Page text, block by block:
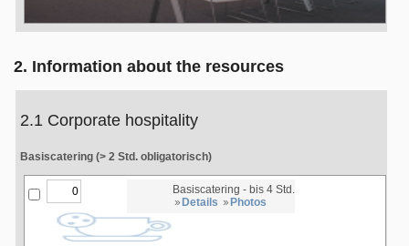
2. Information about the resources
2.1 Corporate hospitality
Basiscatering (> 2 Std. obligatorisch)
Basiscatering - bis 4 Std.
Details
Photos